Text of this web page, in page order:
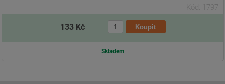
Kód: 1797
133 Kč
Skladem